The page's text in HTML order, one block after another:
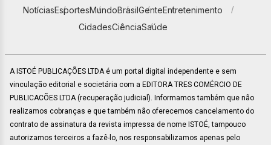
NotíciasEsportesMundoBrasilGenteEntretenimento
CidadesCiênciaSaúde
A ISTOÉ PUBLICAÇÕES LTDA é um portal digital independente e sem
vinculação editorial e societária com a EDITORA TRES COMÉRCIO DE
PUBLICACÕES LTDA (recuperação judicial). Informamos também que não
realizamos cobranças e que também não oferecemos cancelamento do
contrato de assinatura da revista impressa de nome ISTOÉ, tampouco
autorizamos terceiros a fazê-lo, nos responsabilizamos apenas pelo